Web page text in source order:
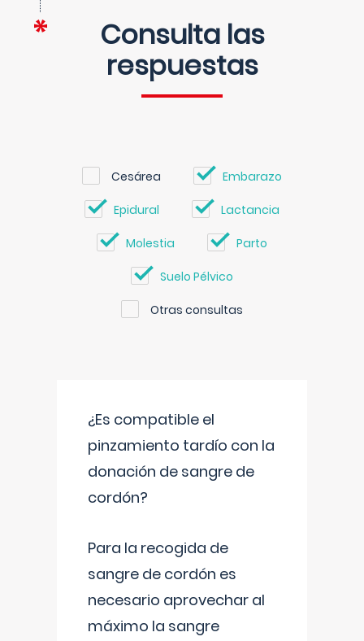
Consulta las
respuestas
Cesárea Embarazo
Epidural Lactancia
Molestia Parto
Suelo Pélvico
Otras consultas
¿Es compatible el
pinzamiento tardío con la
donación de sangre de
cordón?
Para la recogida de
sangre de cordón es
necesario aprovechar al
máximo la sangre